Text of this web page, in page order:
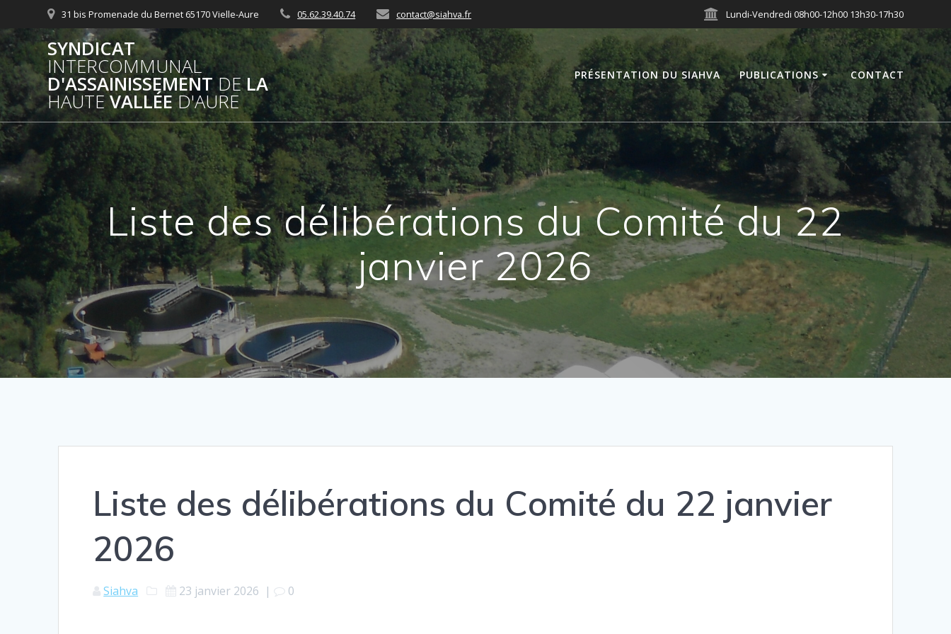
contenu
31 bis Promenade du Bernet 65170 Vielle-Aure 05.62.39.40.74 contact@siahva.fr Lundi-Vendredi 08h00-12h00 13h30-17h30
SYNDICAT
INTERCOMMUNAL
D'ASSAINISSEMENTDELA
HAUTEVALLÉED'AURE
PRÉSENTATION DU SIAHVA PUBLICATIONS CONTACT
Liste des délibérations du Comité du 22
janvier 2026
Liste des délibérations du Comité du 22 janvier
2026
Siahva 23 janvier 2026 | 0